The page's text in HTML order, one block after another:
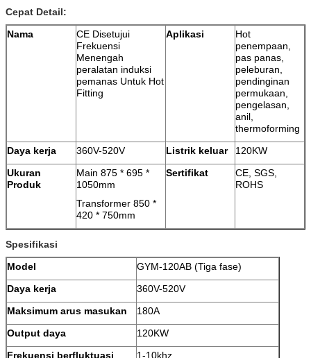
Cepat Detail:
Nama
CE Disetujui
Frekuensi
Menengah
peralatan induksi
pemanas Untuk Hot
Fitting
Aplikasi
Hot
penempaan,
pas panas,
peleburan,
pendinginan
permukaan,
pengelasan,
anil,
thermoforming
Daya kerja
360V-520V Listrik keluar
120KW
Ukuran
Produk
Main 875 * 695 *
1050mm
Transformer 850 *
420 * 750mm
Sertifikat
CE, SGS,
ROHS
Spesifikasi
Model
GYM-120AB (Tiga fase)
Daya kerja
360V-520V
Maksimum arus masukan
180A
Output daya
120KW
Frekuensi berfluktuasi
1-10khz